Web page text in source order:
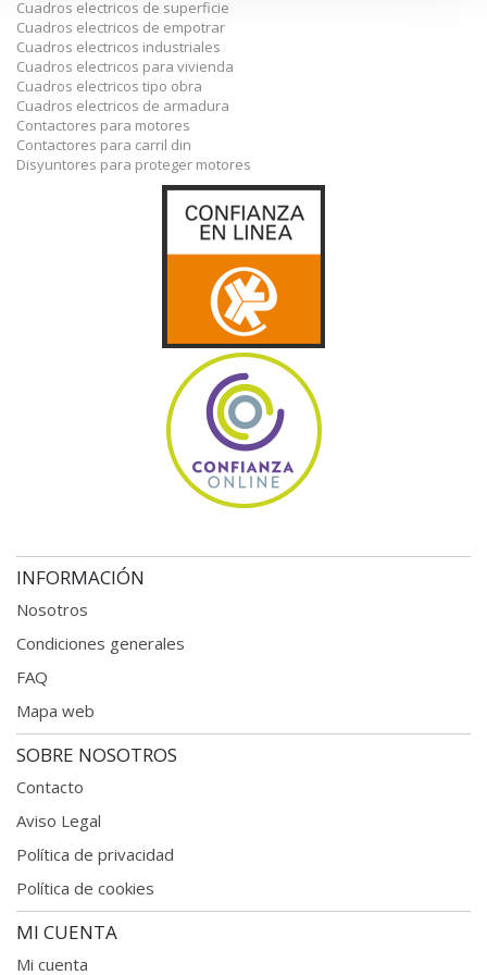
Cuadros electricos de superficie
Cuadros electricos de empotrar
Cuadros electricos industriales
Cuadros electricos para vivienda
Cuadros electricos tipo obra
Cuadros electricos de armadura
Contactores para motores
Contactores para carril din
Disyuntores para proteger motores
INFORMACIÓN
Nosotros
Condiciones generales
FAQ
Mapa web
SOBRE NOSOTROS
Contacto
Aviso Legal
Política de privacidad
Política de cookies
MI CUENTA
Mi cuenta